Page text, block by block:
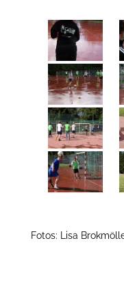
Fotos: Lisa